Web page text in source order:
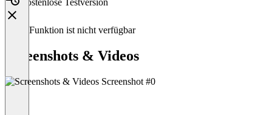
Kostenlose Testversion
Diese Funktion ist nicht verfügbar
Screenshots & Videos